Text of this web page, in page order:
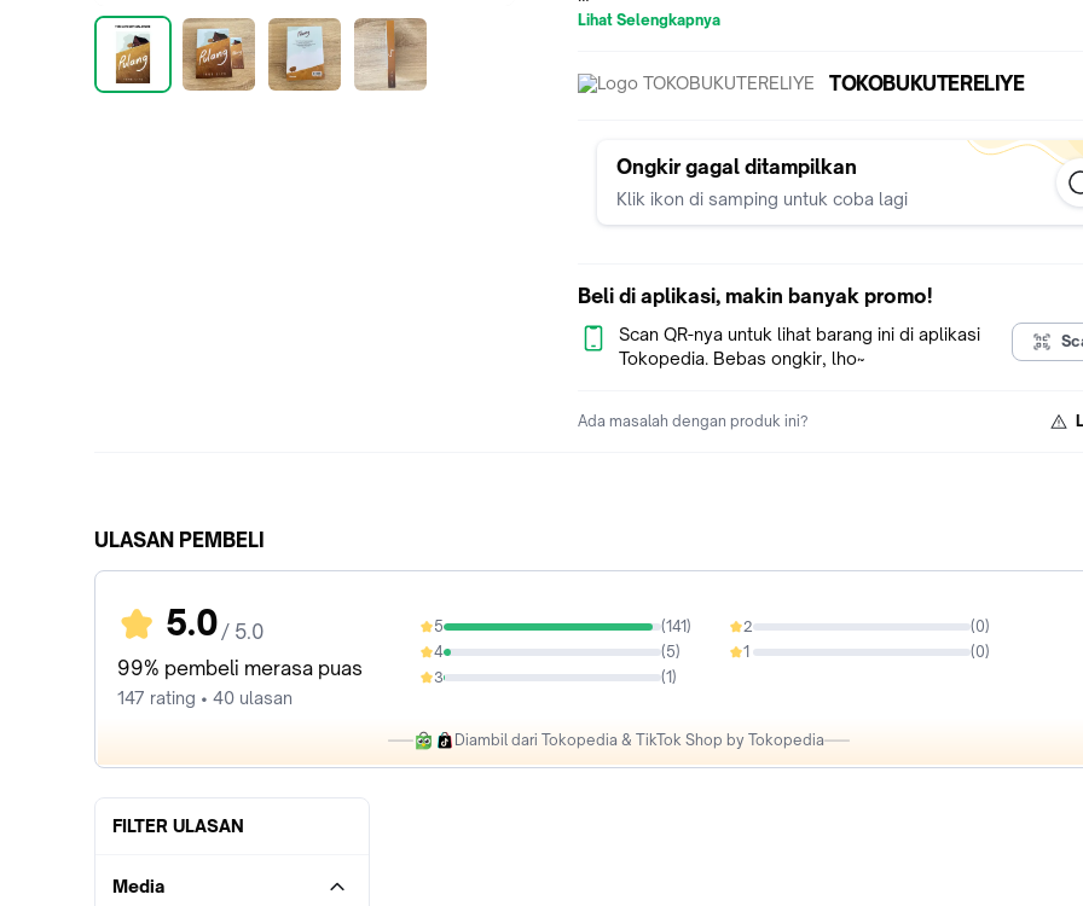
Toko ini dikelola oleh manajemen Tere Liye.
langsung. Karena buku di tanda-tangan, maka segel plastik
*Khusus PO buku Pulang Pergi, buku Pergi, dan buku Pulang
mengaktifkan varian: Dengan Tanda Tangan atau Tanpa Tanda
Bang Tere. Mengingat PO yang sama juga dibuka ditoko-toko
Tere Liye.
Lihat Selengkapnya
TOKOBUKUTERELIYE
Ongkir gagal ditampilkan
Klik ikon di samping untuk coba lagi
Beli di aplikasi, makin banyak promo!
Scan QR-nya untuk lihat barang ini di aplikasi
Tokopedia. Bebas ongkir, lho~
Ada masalah dengan produk ini?
ULASAN PEMBELI
5.0 / 5.0
99% pembeli merasa puas
147 rating • 40 ulasan
5 (141)
95.92%
4 (5)
3.4%
3 (1)
0.68%
2 (0)
0%
1 (0)
0%
Diambil dari Tokopedia & TikTok Shop by Tokopedia
FILTER ULASAN
Media